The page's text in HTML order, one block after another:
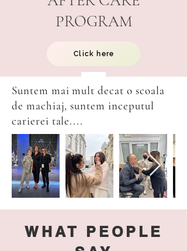
PROGRAM
Click here
Suntem mai mult decat o scoala
de machiaj, suntem inceputul
carierei tale....
WHAT PEOPLE